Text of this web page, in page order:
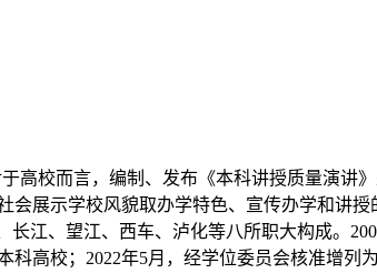
校而言，编制、发布《本科讲授质量演讲
展示学校风貌取办学特色、宣传办学和讲
江、望江、西车、泸化等八所职大构成。
高校；2022年5月，经学位委员会核准增列